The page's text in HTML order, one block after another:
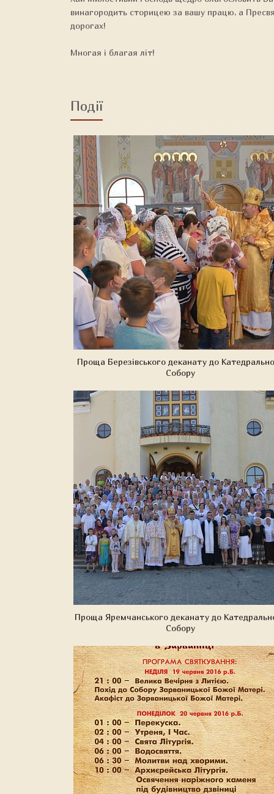
винагородить сторицею за вашу працю, а
дорогах!
Многая і благая літ!
Події
Проща Березівського деканату до
Собору
Проща Яремчанського деканату до
Собору